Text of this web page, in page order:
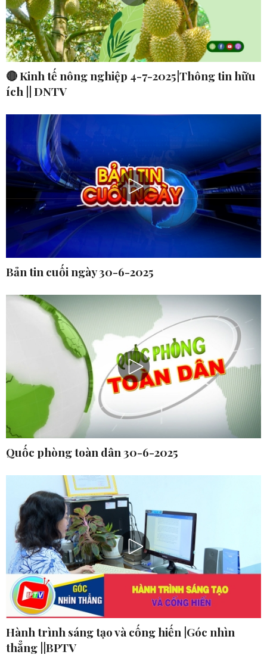
🔴 Kinh tế nông nghiệp 4-7-2025|Thông tin hữu
ích || DNTV
Bản tin cuối ngày 30-6-2025
Quốc phòng toàn dân 30-6-2025
Hành trình sáng tạo và cống hiến |Góc nhìn
thẳng ||BPTV